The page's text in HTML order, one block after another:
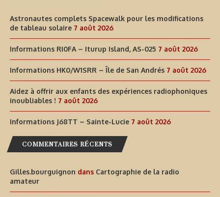
Astronautes complets Spacewalk pour les modifications
de tableau solaire 7 août 2026
Informations RI0FA – Iturup Island, AS-025 7 août 2026
Informations HK0/W1SRR – Île de San Andrés 7 août 2026
Aidez à offrir aux enfants des expériences radiophoniques
inoubliables ! 7 août 2026
Informations J68TT – Sainte-Lucie 7 août 2026
COMMENTAIRES RÉCENTS
Gilles.bourguignon dans Cartographie de la radio
amateur